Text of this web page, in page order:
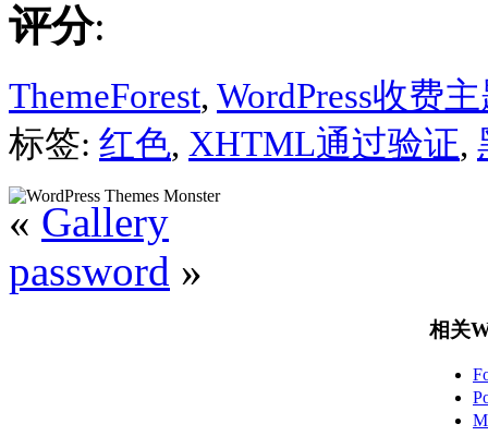
评分:
ThemeForest, WordPress收费
标签: 红色, XHTML通过验证,
« Gallery
password »
相关